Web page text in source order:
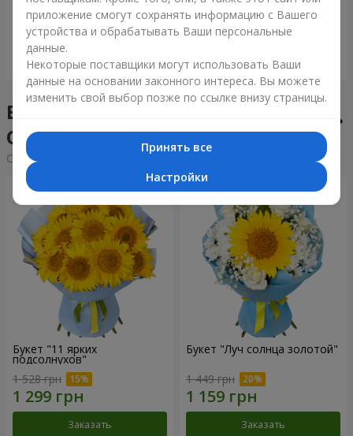
6 091 грн
Заказать
1 288 грн
Заказать
Букеты недели в городе
Оратов
Cортировка: дорогие
Букет "11 ярких
подсолнухов"
1 528 грн
Заказать
Букет "Луч солнца золотой"
1 449 грн
Заказать
приложение смогут сохранять информацию с Вашего
устройства и обрабатывать Ваши персональные
данные.
Некоторые поставщики могут использовать Ваши
данные на основании законного интереса. Вы можете
изменить свой выбор позже по ссылке внизу страницы.
Принять все
Настройки